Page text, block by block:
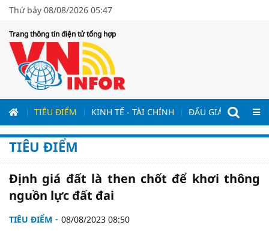
Thứ bảy 08/08/2026 05:47
Trang thông tin điện tử tổng hợp
TIÊU ĐIỂM KINH TẾ - TÀI CHÍNH ĐẤU GIÁ - ĐẤU
TIÊU ĐIỂM
Định giá đất là then chốt để khơi thông
nguồn lực đất đai
TIÊU ĐIỂM 08/08/2023 08:50